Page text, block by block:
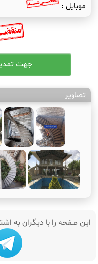
موبایل :
تصاویر
این صفحه را با دیگران به